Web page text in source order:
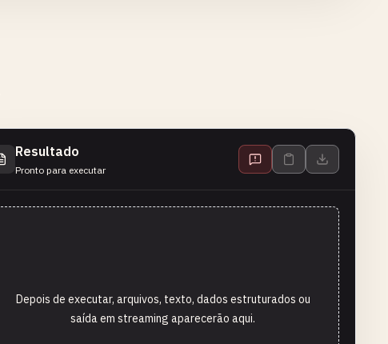
Resultado
Pronto para executar
Depois de executar, arquivos, texto, dados estruturados ou
saída em streaming aparecerão aqui.